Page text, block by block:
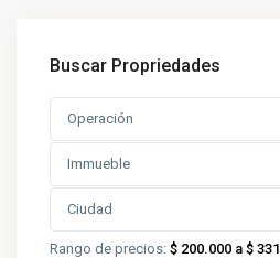
Buscar Propriedades
Operación
Immueble
Ciudad
Rango de precios: $ 200.000 a $